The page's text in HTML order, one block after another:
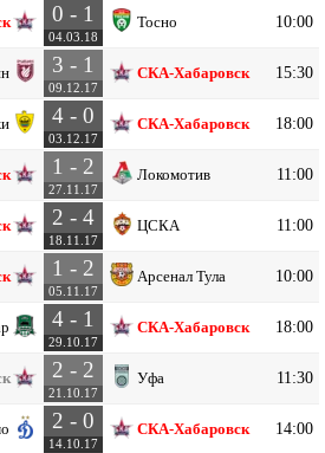
0 - 1
04.03.18
Тосно 10:00
3 - 1
09.12.17
СКА-Хабаровск 15:30
4 - 0
03.12.17
СКА-Хабаровск 18:00
1 - 2
27.11.17
Локомотив 11:00
2 - 4
18.11.17
ЦСКА 11:00
1 - 2
05.11.17
Арсенал Тула 10:00
4 - 1
29.10.17
СКА-Хабаровск 18:00
2 - 2
21.10.17
Уфа 11:30
2 - 0
14.10.17
СКА-Хабаровск 14:00